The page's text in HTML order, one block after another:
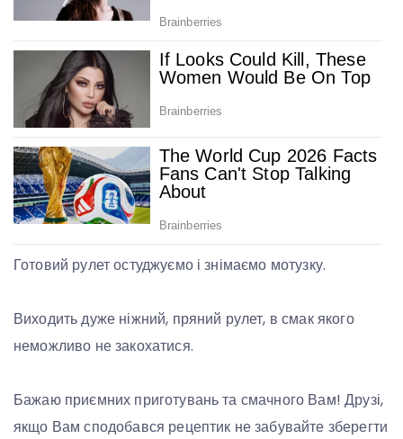
Готовий рулет остуджуємо і знімаємо мотузку.
Виходить дуже ніжний, пряний рулет, в смак якого
неможливо не закохатися.
Бажаю приємних приготувань та смачного Вам! Друзі,
якщо Вам сподобався рецептик не забувайте зберегти